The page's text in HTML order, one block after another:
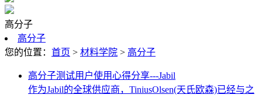
高分子
高分子
您的位置： 首页 > 材料学院 > 高分子
高分子测试用户使用心得分享---Jabil
作为Jabil的全球供应商，TiniusOlsen(天氏欧森)已经与之